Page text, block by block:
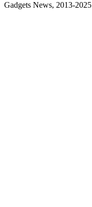
Gadgets News, 2013-2025